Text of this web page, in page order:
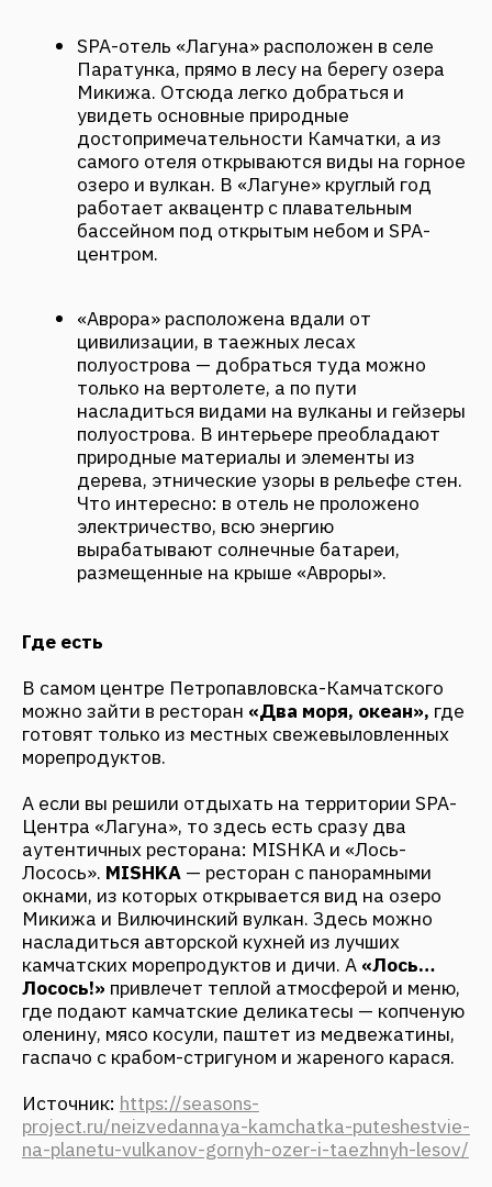
Где есть
В самом центре Петропавловска-Камчатского
можно зайти в ресторан«Два моря, океан»,где
готовят только из местных свежевыловленных
морепродуктов.
А если вы решили отдыхать на территории SPA-
Центра «Лагуна», то здесь есть сразу два
аутентичных ресторана: MISHKA и «Лось-
Лосось».MISHKA— ресторан с панорамными
насладиться авторской кухней из лучших
камчатских морепродуктов и дичи. А «Лось…
Лосось!»привлечет теплой атмосферой и меню,
где подают камчатские деликатесы — копченую
оленину, мясо косули, паштет из медвежатины,
гаспачо с крабом-стригуном и жареного карася.
Источник:https://seasons-
project.ru/neizvedannaya-kamchatka-puteshestvie-
na-planetu-vulkanov-gornyh-ozer-i-taezhnyh-lesov/
ДРУГИЕ НОВОСТИ
КАК КУРОРТЫ СТАНОВЯТСЯ
ЭКОНОМИЧЕСКИМИ ДРАЙВЕРАМИ:
FANTALIS ARCHITECTS НА MOSBUILD
2026
Апрель 2026